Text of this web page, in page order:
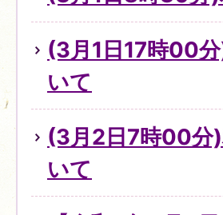
(3月1日17時00
いて
(3月2日7時00分
いて